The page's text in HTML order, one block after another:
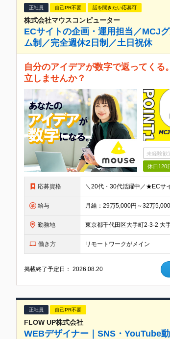
正社員 自己PR不要 話を聞きたい応募可
株式会社マウスコンピューター
ECサイトの企画・運用担当／MCJ
ム制／完全週休2日制／土日祝休
自分のアイデアが数字で返ってく
立しませんか？
未経験歓
休日120
応募資格
給与
勤務地 東京都千代田区大手町2-3-2 大
働き方 リモートワークがメイン
掲載終了予定日：2026.08.20
正社員 自己PR不要
FLOW UP株式会社
WEBデザイナー｜SNS・YouTube